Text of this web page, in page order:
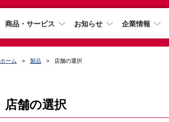
商品・サービス お知らせ 企業情報
ホーム 製品 店舗の選択
店舗の選択